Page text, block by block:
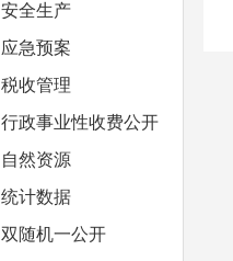
安全生产
应急预案
税收管理
行政事业性收费公开
自然资源
统计数据
双随机一公开